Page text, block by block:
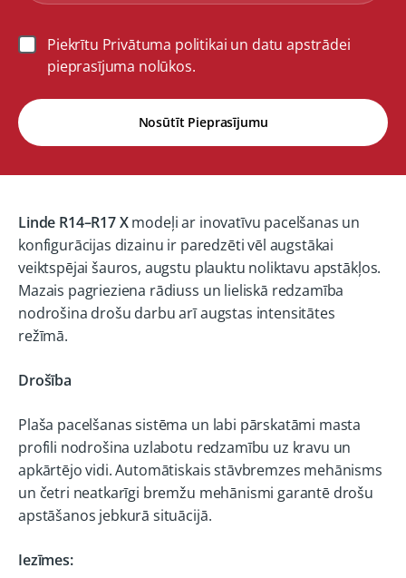
Piekrītu Privātuma politikai un datu apstrādei
pieprasījuma nolūkos.
Nosūtīt Pieprasījumu
Linde R14–R17 Xmodeļi ar inovatīvu pacelšanas un
konfigurācijas dizainu ir paredzēti vēl augstākai
veiktspējai šauros, augstu plauktu noliktavu apstākļos.
Mazais pagrieziena rādiuss un lieliskā redzamība
nodrošina drošu darbu arī augstas intensitātes
režīmā.
Drošība
Plaša pacelšanas sistēma un labi pārskatāmi masta
profili nodrošina uzlabotu redzamību uz kravu un
apkārtējo vidi. Automātiskais stāvbremzes mehānisms
un četri neatkarīgi bremžu mehānismi garantē drošu
apstāšanos jebkurā situācijā.
Iezīmes: